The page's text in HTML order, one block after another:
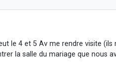
le 4 et 5 Av me rendre visite (ils
la salle du mariage que nous